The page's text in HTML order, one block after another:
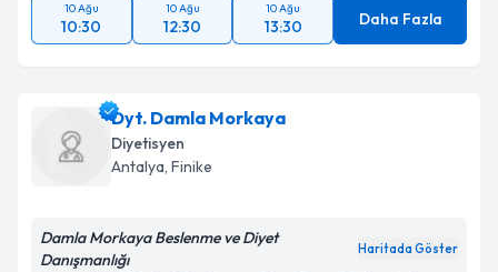
10 Ağu
10:30
10 Ağu
12:30
10 Ağu
13:30 Daha Fazla
Dyt. Damla Morkaya
Diyetisyen
Antalya, Finike
Damla Morkaya Beslenme ve Diyet
Danışmanlığı
Haritada Göster